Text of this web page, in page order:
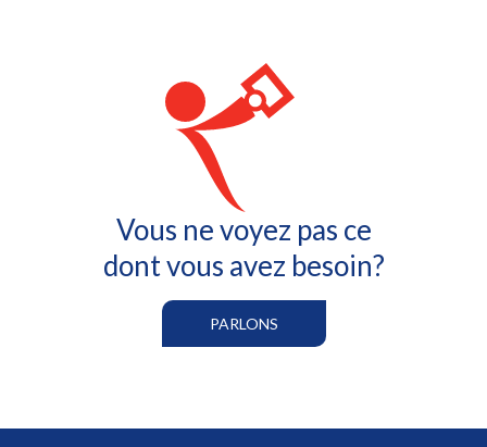
Vous ne voyez pas ce
dont vous avez besoin?
PARLONS